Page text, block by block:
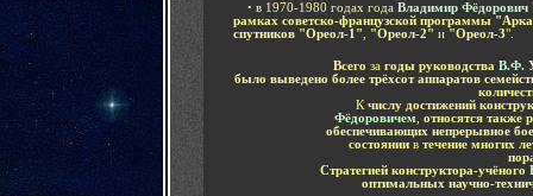
• в 1970-1980 годах года Владимир Фёдорович
рамках советско-французской программы
спутников "Ореол-1"
"Ореол-2" и "Ореол-3".
Всего за годы руководства В.Ф.
было выведено более трёхсот аппаратов
К числу достижений
Фёдоровичем
относятся также
обеспечивающих непрерывное
состоянии в течение многих
Стратегией конструктора-учёного
оптимальных научно-